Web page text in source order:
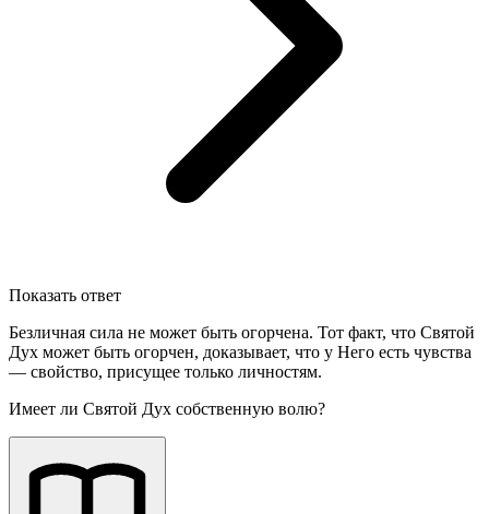
Показать ответ
Безличная сила не может быть огорчена. Тот факт, что Святой
Дух может быть огорчен, доказывает, что у Него есть чувства
— свойство, присущее только личностям.
Имеет ли Святой Дух собственную волю?